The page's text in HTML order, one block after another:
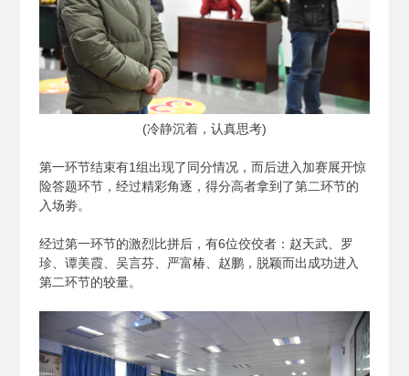
(冷静沉着，认真思考)
第一环节结束有1组出现了同分情况，而后进入加赛展开惊
险答题环节，经过精彩角逐，得分高者拿到了第二环节的
入场劵。
经过第一环节的激烈比拼后，有6位佼佼者：赵天武、罗
珍、谭美霞、吴言芬、严富椿、赵鹏，脱颖而出成功进入
第二环节的较量。